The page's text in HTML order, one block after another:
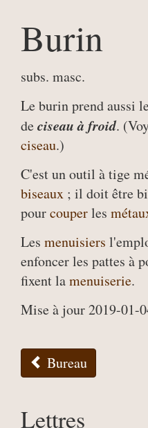
Burin
subs. masc.
Le burin prend aussi
deciseau à froid.
ciseau.)
C'est un outil à tige
biseaux ; il doit être
pourcouperles
Les menuisiers
enfoncer les pattes à
fixent lamenuiserie.
Mise à jour 2019-01-
Bureau
Lettres